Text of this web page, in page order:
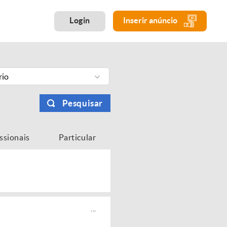
Login Inserir anúncio
Pesquisar
Particular